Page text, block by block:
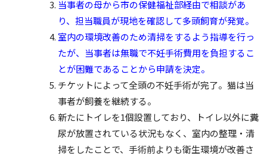
当事者の母から市の保健福祉部経由で相談があ
り、担当職員が現地を確認して多頭飼育が発覚。
室内の環境改善のため清掃をするよう指導を行っ
たが、当事者は無職で不妊手術費用を負担するこ
とが困難であることから申請を決定。
チケットによって全頭の不妊手術が完了。猫は当
事者が飼養を継続する。
新たにトイレを1個設置しており、トイレ以外に糞
尿が放置されている状況もなく、室内の整理・清
掃をしたことで、手術前よりも衛生環境が改善さ